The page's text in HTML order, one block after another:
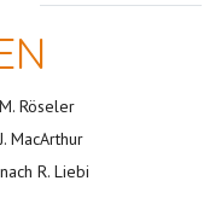
Röseler
MacArthur
R. Liebi